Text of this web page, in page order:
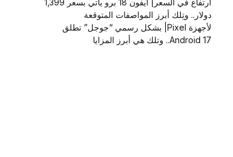
ارتفاع في السعر| آيفون 18 برو يأتي بسعر 1,399
دولار.. وتِلك أبرز المواصفات المتوقعة
لأجهزة Pixel| بشكل رسمي “جوجل” تطلق
Android 17.. وتلك هي أبرز المزايا